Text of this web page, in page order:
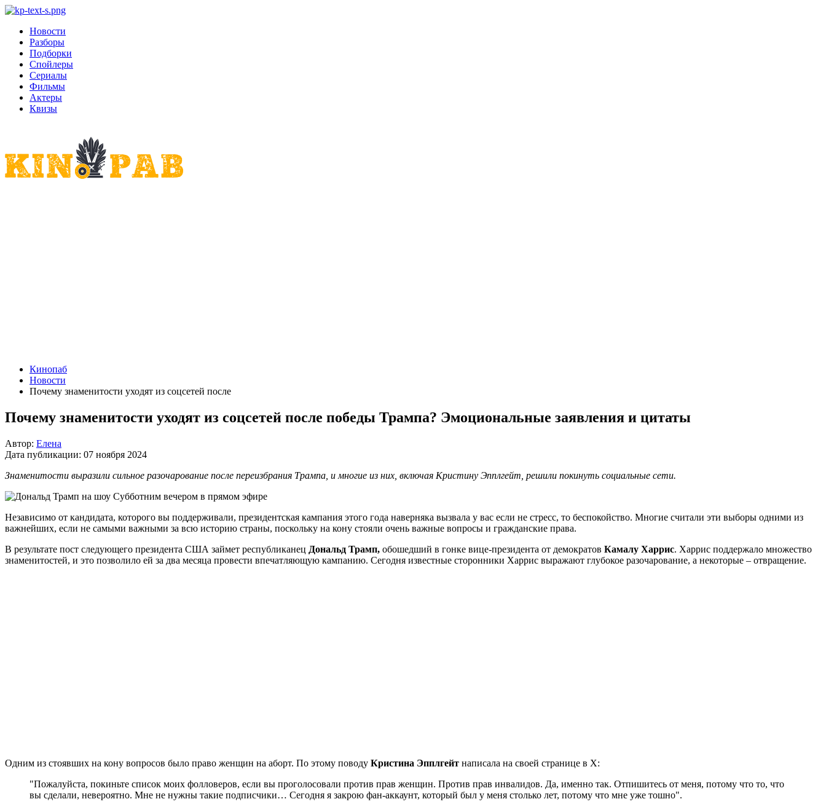
Новости
Разборы
Подборки
Спойлеры
Сериалы
Фильмы
Актеры
Квизы
Кинопаб
Новости
Почему знаменитости уходят из соцсетей после
Почему знаменитости уходят из соцсетей после победы Трампа? Эмоциональные заявления и цитаты
Автор: Елена
Дата публикации: 07 ноября 2024
Знаменитости выразили сильное разочарование после переизбрания Трампа, и многие из них, включая Кристину Эпплгейт, решили покинуть социальные сети.
Независимо от кандидата, которого вы поддерживали, президентская кампания этого года наверняка вызвала у вас если не стресс, то беспокойство. Многие считали эти выборы одними из
важнейших, если не самыми важными за всю историю страны, поскольку на кону стояли очень важные вопросы и гражданские права.
В результате пост следующего президента США займет республиканец Дональд Трамп, обошедший в гонке вице-президента от демократов Камалу Харрис. Харрис поддержало множество
знаменитостей, и это позволило ей за два месяца провести впечатляющую кампанию. Сегодня известные сторонники Харрис выражают глубокое разочарование, а некоторые – отвращение.
Одним из стоявших на кону вопросов было право женщин на аборт. По этому поводу Кристина Эпплгейт написала на своей странице в X:
"Пожалуйста, покиньте список моих фолловеров, если вы проголосовали против прав женщин. Против прав инвалидов. Да, именно так. Отпишитесь от меня, потому что то, что
вы сделали, невероятно. Мне не нужны такие подписчики… Сегодня я закрою фан-аккаунт, который был у меня столько лет, потому что мне уже тошно".